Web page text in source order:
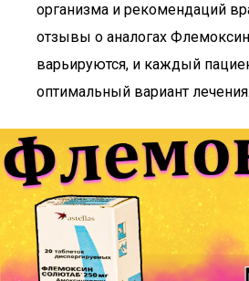
организма и рекомендаций
отзывы о аналогах
варьируются, и каждый
оптимальный вариант лечения.